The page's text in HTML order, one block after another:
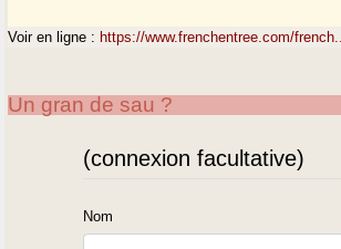
Voir en ligne : https://www.frenchentree.com/french...
Un gran de sau ?
(connexion facultative)
Nom